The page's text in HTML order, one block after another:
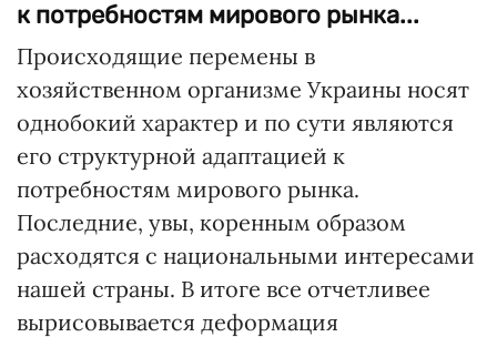
к потребностям мирового рынка...
Происходящие перемены в
хозяйственном организме Украины носят
однобокий характер и по сути являются
его структурной адаптацией к
потребностям мирового рынка.
Последние, увы, коренным образом
расходятся с национальными интересами
нашей страны. В итоге все отчетливее
вырисовывается деформация